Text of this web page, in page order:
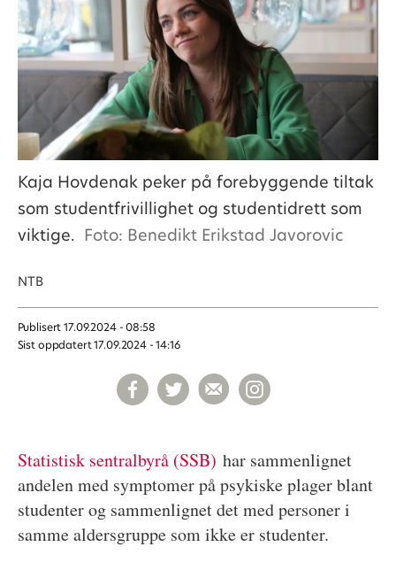
Kaja Hovdenak peker på forebyggende tiltak
som studentfrivillighet og studentidrett som
viktige. Foto: Benedikt Erikstad Javorovic
NTB
Publisert 17.09.2024 - 08:58
Sist oppdatert 17.09.2024 - 14:16
Statistisk sentralbyrå (SSB) har sammenlignet
andelen med symptomer på psykiske plager blant
studenter og sammenlignet det med personer i
samme aldersgruppe som ikke er studenter.